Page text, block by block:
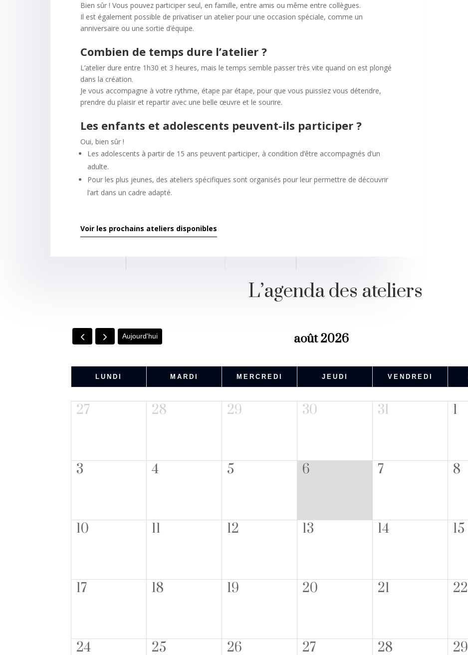
Bien sûr ! Vous pouvez participer seul, en famille, entre amis ou même entre collègues.
Il est également possible de privatiser un atelier pour une occasion spéciale, comme un
anniversaire ou une sortie d’équipe.
Combien de temps dure l’atelier ?
L’atelier dure entre 1h30 et 3 heures, mais le temps semble passer très vite quand on est plongé
dans la création.
Je vous accompagne à votre rythme, étape par étape, pour que vous puissiez vous détendre,
prendre du plaisir et repartir avec une belle œuvre et le sourire.
Les enfants et adolescents peuvent-ils participer ?
Oui, bien sûr !
Les adolescents à partir de 15 ans peuvent participer, à condition d’être accompagnés d’un
adulte.
Pour les plus jeunes, des ateliers spécifiques sont organisés pour leur permettre de découvrir
l’art dans un cadre adapté.
Voir les prochains ateliers disponibles
L’agenda des ateliers
Aujourd'hui août 2026
LUNDI MARDI MERCREDI JEUDI VENDREDI
27 28 29 30 31 1
3 4 5 6 7 8
10 11 12 13 14 15
17 18 19 20 21 22
24 25 26 27 28 29